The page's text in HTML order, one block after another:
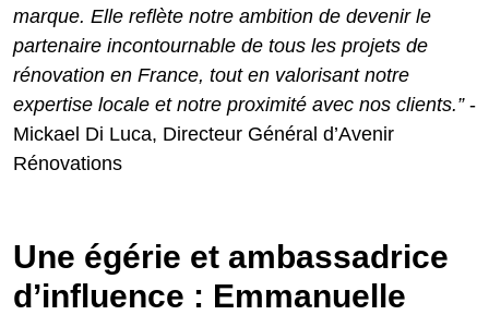
marque. Elle reflète notre ambition de devenir le
partenaire incontournable de tous les projets de
rénovation en France, tout en valorisant notre
expertise locale et notre proximité avec nos clients.”-
Mickael Di Luca, Directeur Général d’Avenir
Rénovations
Une égérie et ambassadrice
d’influence : Emmanuelle